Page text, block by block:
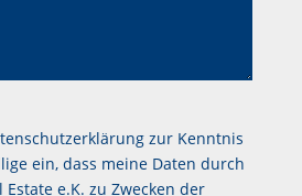
zur Kenntnis
ein, dass meine Daten durch
Estate e.K. zu Zwecken der